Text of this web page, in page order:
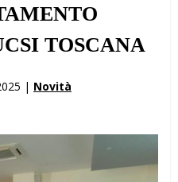
TOSCANA
| Novità